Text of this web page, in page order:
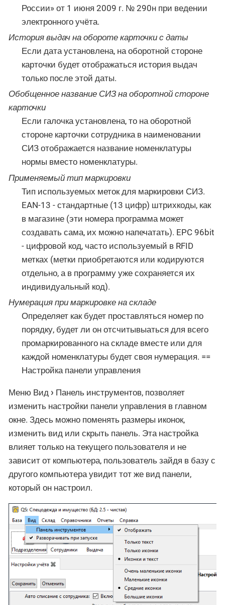
России» от 1 июня 2009 г. № 290н при ведении
электронного учёта.
История выдач на обороте карточки с даты
Если дата установлена, на оборотной стороне
карточки будет отображаться история выдач
только после этой даты.
Обобщенное название СИЗ на оборотной стороне
карточки
Если галочка установлена, то на оборотной
стороне карточки сотрудника в наименовании
СИЗ отображается название номенклатуры
нормы вместо номенклатуры.
Применяемый тип маркировки
Тип используемых меток для маркировки СИЗ.
EAN-13 - стандартные (13 цифр) штрихкоды, как
в магазине (эти номера программа может
создавать сама, их можно напечатать). EPC 96bit
- цифровой код, часто используемый в RFID
метках (метки приобретаются или кодируются
отдельно, а в программу уже сохраняется их
индивидуальный код).
Нумерация при маркировке на складе
Определяет как будет проставляться номер по
порядку, будет ли он отсчитывыаться для всего
промаркированного на складе вместе или для
каждой номенклатуры будет своя нумерация. ==
Настройка панели управления
Меню Вид Панель инструментов, позволяет
изменить настройки панели управления в главном
окне. Здесь можно поменять размеры иконок,
изменить вид или скрыть панель. Эта настройка
влияет только на текущего пользователя и не
зависит от компьютера, пользователь зайдя в базу с
другого компьютера увидит тот же вид панели,
который он настроил.